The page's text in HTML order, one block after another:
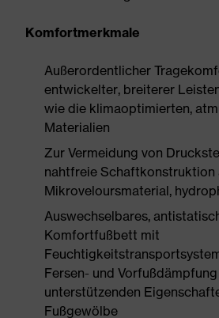
Komfortmerkmale
Außerordentlicher
entwickelter, breiterer
wie die klimaoptimierten,
Materialien
Zur Vermeidung von
nahtfreie Schaftkonstruktion
Mikroveloursmaterial,
Auswechselbares,
Komfortfußbett mit
Fersen- und
unterstützenden
Fußgewölbe